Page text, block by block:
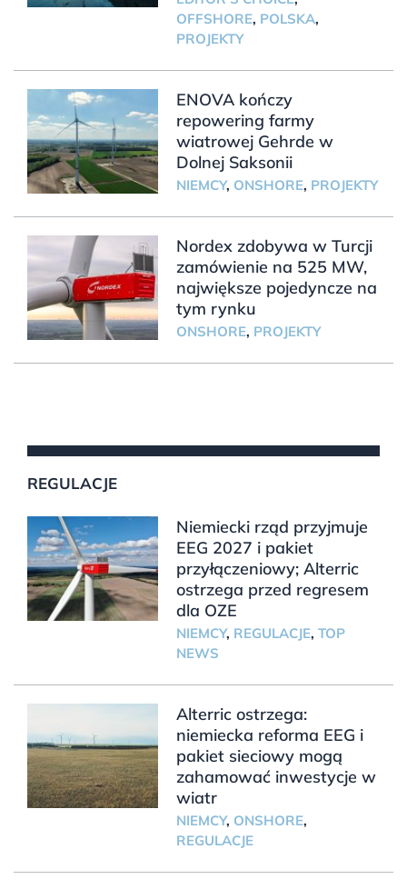
OFFSHORE, POLSKA,
PROJEKTY
ENOVA kończy
repowering farmy
wiatrowej Gehrde w
Dolnej Saksonii
NIEMCY, ONSHORE, PROJEKTY
Nordex zdobywa w Turcji
zamówienie na 525 MW,
największe pojedyncze na
tym rynku
ONSHORE, PROJEKTY
REGULACJE
Niemiecki rząd przyjmuje
EEG 2027 i pakiet
przyłączeniowy; Alterric
ostrzega przed regresem
dla OZE
NIEMCY, REGULACJE, TOP
NEWS
Alterric ostrzega:
niemiecka reforma EEG i
pakiet sieciowy mogą
zahamować inwestycje w
wiatr
NIEMCY, ONSHORE,
REGULACJE